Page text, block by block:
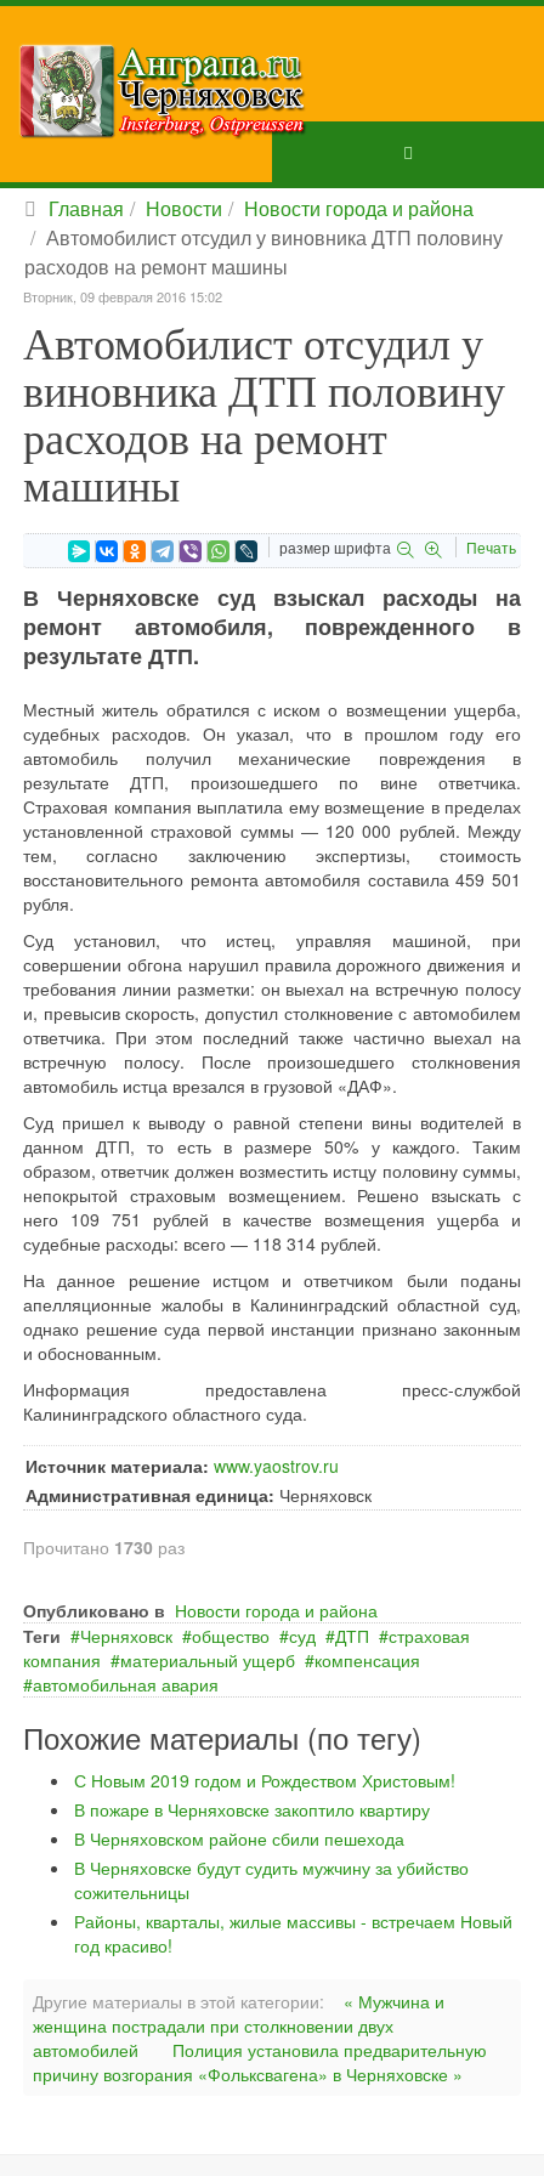
Главная Новости
Новости города и района
Автомобилист отсудил у виновника ДТП половину
расходов на ремонт машины
Вторник, 09 февраля 2016 15:02
Автомобилист отсудил у
виновника ДТП половину
расходов на ремонт
машины
размер шрифта Печать
В Черняховске суд взыскал расходы на
ремонт автомобиля, поврежденного в
результате ДТП.
Местный житель обратился с иском о возмещении ущерба,
судебных расходов. Он указал, что в прошлом году его
автомобиль получил механические повреждения в
результате ДТП, произошедшего по вине ответчика.
Страховая компания выплатила ему возмещение в пределах
установленной страховой суммы ― 120 000 рублей. Между
тем, согласно заключению экспертизы, стоимость
восстановительного ремонта автомобиля составила 459 501
рубля.
Суд установил, что истец, управляя машиной, при
совершении обгона нарушил правила дорожного движения и
требования линии разметки: он выехал на встречную полосу
и, превысив скорость, допустил столкновение с автомобилем
ответчика. При этом последний также частично выехал на
встречную полосу. После произошедшего столкновения
автомобиль истца врезался в грузовой «ДАФ».
Суд пришел к выводу о равной степени вины водителей в
данном ДТП, то есть в размере 50% у каждого. Таким
образом, ответчик должен возместить истцу половину суммы,
непокрытой страховым возмещением. Решено взыскать с
него 109 751 рублей в качестве возмещения ущерба и
судебные расходы: всего ― 118 314 рублей.
На данное решение истцом и ответчиком были поданы
апелляционные жалобы в Калининградский областной суд,
однако решение суда первой инстанции признано законным
и обоснованным.
Информация предоставлена пресс-службой
Калининградского областного суда.
Источник материала: www.yaostrov.ru
Административная единица: Черняховск
Прочитано 1730 раз
Опубликовано в Новости города и района
Теги
Черняховск общество суд ДТП
страховая
компания
материальный ущерб
компенсация
автомобильная авария
Похожие материалы (по тегу)
С Новым 2019 годом и Рождеством Христовым!
В пожаре в Черняховске закоптило квартиру
В Черняховском районе сбили пешехода
В Черняховске будут судить мужчину за убийство
сожительницы
Районы, кварталы, жилые массивы - встречаем Новый
год красиво!
Другие материалы в этой категории:
« Мужчина и
женщина пострадали при столкновении двух
автомобилей
Полиция установила предварительную
причину возгорания «Фольксвагена» в Черняховске »